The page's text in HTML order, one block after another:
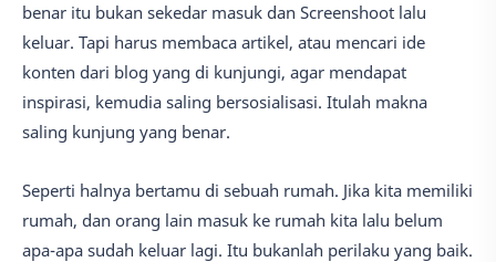
benar itu bukan sekedar masuk dan Screenshoot lalu
keluar. Tapi harus membaca artikel, atau mencari ide
konten dari blog yang di kunjungi, agar mendapat
inspirasi, kemudia saling bersosialisasi. Itulah makna
saling kunjung yang benar.
Seperti halnya bertamu di sebuah rumah. Jika kita memiliki
rumah, dan orang lain masuk ke rumah kita lalu belum
apa-apa sudah keluar lagi. Itu bukanlah perilaku yang baik.